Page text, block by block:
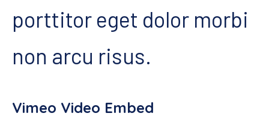
porttitor eget dolor morbi
non arcu risus.
Vimeo Video Embed